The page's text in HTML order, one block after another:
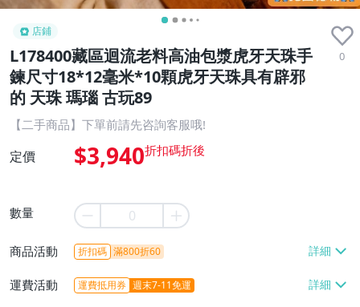
店鋪
L178400藏區迴流老料高油包漿虎牙天珠手
鍊尺寸18*12毫米*10顆虎牙天珠具有辟邪
的 天珠 瑪瑙 古玩89
0
【二手商品】下單前請先咨詢客服哦!
定價 $3,940
數量
商品活動 折扣碼 滿800折60
運費活動 運費抵用券 週末7-11免運